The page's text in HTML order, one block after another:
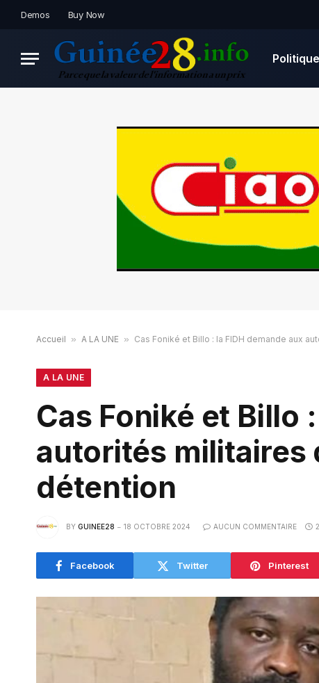
Demos Buy Now
Politique
Accueil » A LA UNE » Cas Foniké et Billo : la FIDH demande aux
A LA UNE
Cas Foniké et Billo
autorités militaires
détention
BY GUINEE28 18 OCTOBRE 2024 AUCUN COMMENTAIRE
Facebook Twitter Pinterest